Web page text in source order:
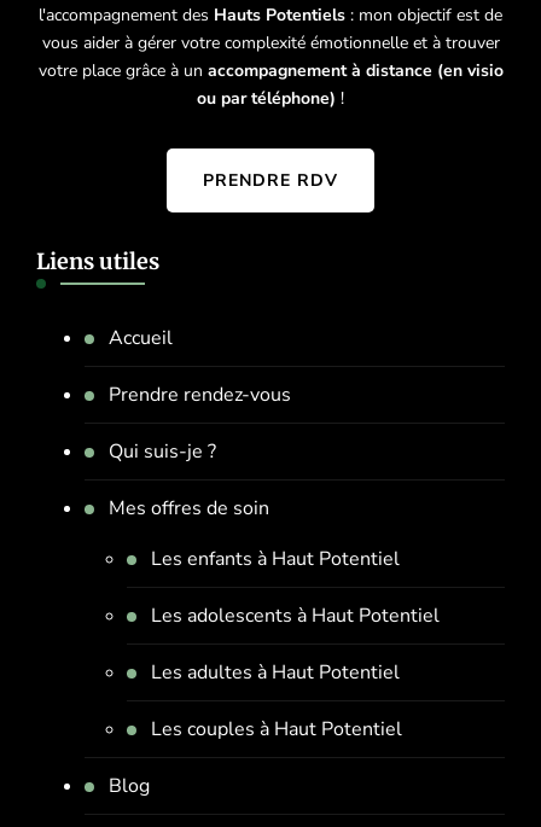
l'accompagnement des Hauts Potentiels : mon objectif est de
vous aider à gérer votre complexité émotionnelle et à trouver
votre place grâce à un accompagnement à distance (en visio
ou par téléphone) !
PRENDRE RDV
Liens utiles
Accueil
Prendre rendez-vous
Qui suis-je ?
Mes offres de soin
Les enfants à Haut Potentiel
Les adolescents à Haut Potentiel
Les adultes à Haut Potentiel
Les couples à Haut Potentiel
Blog